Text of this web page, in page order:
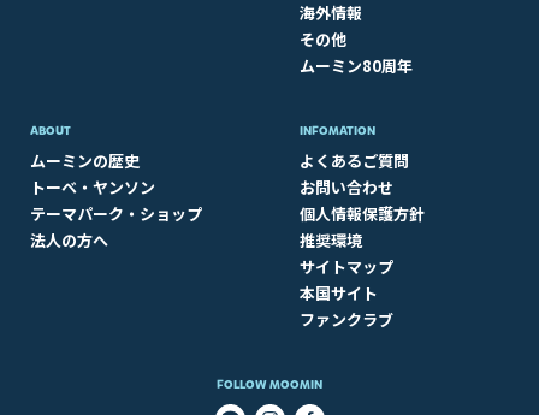
海外情報
その他
ムーミン80周年
ABOUT​
ムーミンの歴史
トーベ・ヤンソン
テーマパーク・ショップ
法人の方へ
INFOMATION
よくあるご質問
お問い合わせ
個人情報保護方針
推奨環境
サイトマップ
本国サイト
ファンクラブ
FOLLOW MOOMIN